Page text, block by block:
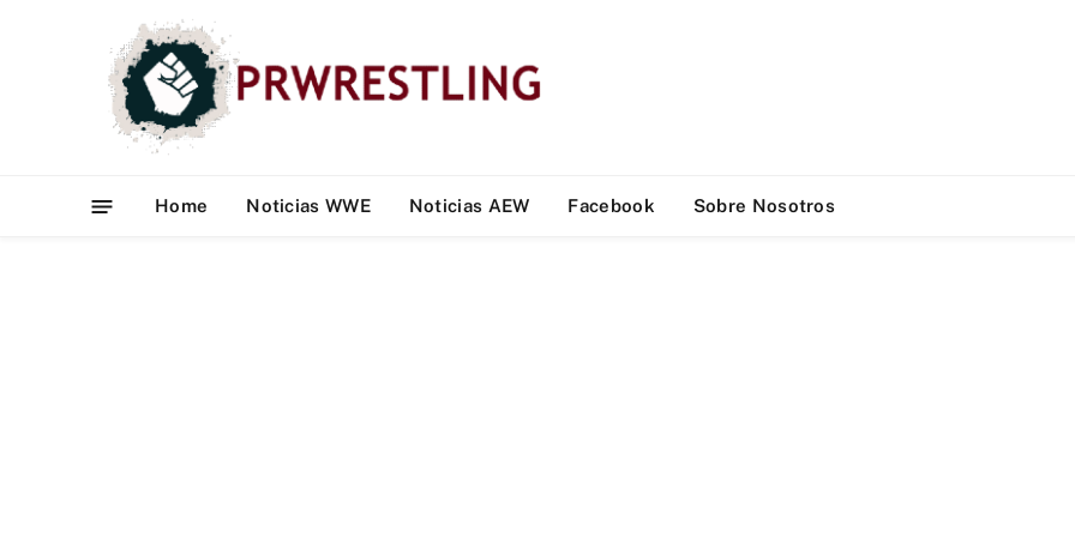
Home Noticias WWE Noticias AEW Facebook Sobre Nosotros